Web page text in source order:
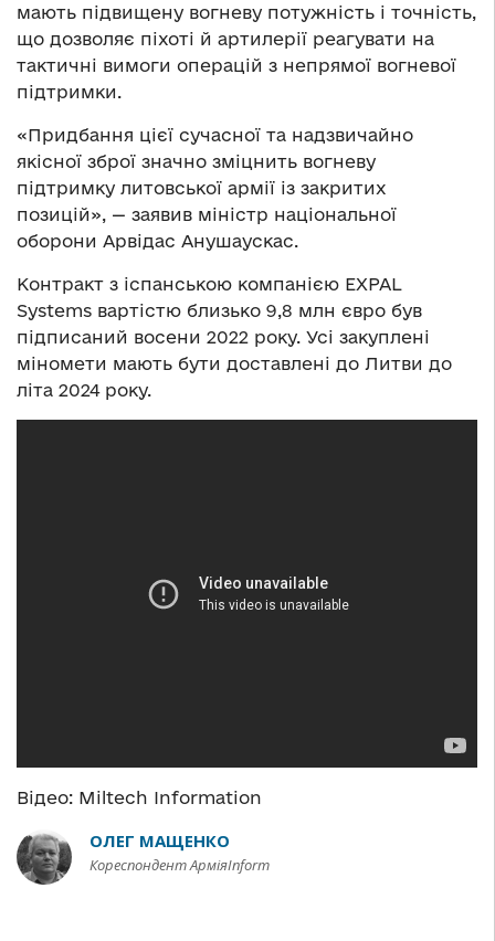
мають підвищену вогневу потужність і точність,
що дозволяє піхоті й артилерії реагувати на
тактичні вимоги операцій з непрямої вогневої
підтримки.
«Придбання цієї сучасної та надзвичайно
якісної зброї значно зміцнить вогневу
підтримку литовської армії із закритих
позицій», — заявив міністр національної
оборони Арвідас Анушаускас.
Контракт з іспанською компанією EXPAL
Systems вартістю близько 9,8 млн євро був
підписаний восени 2022 року. Усі закуплені
міномети мають бути доставлені до Литви до
літа 2024 року.
Відео: Miltech Information
ОЛЕГ МАЩЕНКО
Кореспондент АрміяInform